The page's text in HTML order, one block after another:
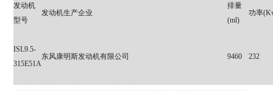
发动机
型号
发动机生产企业
排量
(ml)
功率
ISL9.5-
315E51A
东风康明斯发动机有限公司 9460 232